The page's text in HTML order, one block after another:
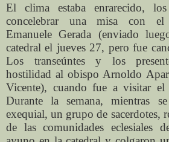
El clima estaba enrarecido,
concelebrar una misa con el
Emanuele Gerada (enviado
catedral el jueves 27, pero fue
Los transeúntes y los
hostilidad al obispo Arnoldo
Vicente), cuando fue a visitar el
Durante la semana, mientras
exequial, un grupo de sacerdotes,
de las comunidades eclesiales